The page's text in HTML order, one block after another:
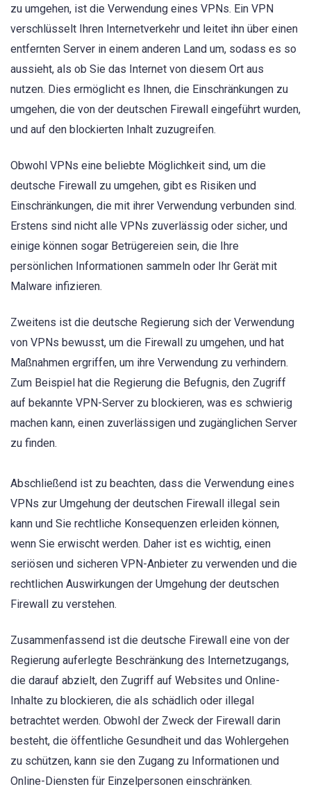
zu umgehen, ist die Verwendung eines VPNs. Ein VPN
verschlüsselt Ihren Internetverkehr und leitet ihn über einen
entfernten Server in einem anderen Land um, sodass es so
aussieht, als ob Sie das Internet von diesem Ort aus
nutzen. Dies ermöglicht es Ihnen, die Einschränkungen zu
umgehen, die von der deutschen Firewall eingeführt wurden,
und auf den blockierten Inhalt zuzugreifen.
Obwohl VPNs eine beliebte Möglichkeit sind, um die
deutsche Firewall zu umgehen, gibt es Risiken und
Einschränkungen, die mit ihrer Verwendung verbunden sind.
Erstens sind nicht alle VPNs zuverlässig oder sicher, und
einige können sogar Betrügereien sein, die Ihre
persönlichen Informationen sammeln oder Ihr Gerät mit
Malware infizieren.
Zweitens ist die deutsche Regierung sich der Verwendung
von VPNs bewusst, um die Firewall zu umgehen, und hat
Maßnahmen ergriffen, um ihre Verwendung zu verhindern.
Zum Beispiel hat die Regierung die Befugnis, den Zugriff
auf bekannte VPN-Server zu blockieren, was es schwierig
machen kann, einen zuverlässigen und zugänglichen Server
zu finden.
Abschließend ist zu beachten, dass die Verwendung eines
VPNs zur Umgehung der deutschen Firewall illegal sein
kann und Sie rechtliche Konsequenzen erleiden können,
wenn Sie erwischt werden. Daher ist es wichtig, einen
seriösen und sicheren VPN-Anbieter zu verwenden und die
rechtlichen Auswirkungen der Umgehung der deutschen
Firewall zu verstehen.
Zusammenfassend ist die deutsche Firewall eine von der
Regierung auferlegte Beschränkung des Internetzugangs,
die darauf abzielt, den Zugriff auf Websites und Online-
Inhalte zu blockieren, die als schädlich oder illegal
betrachtet werden. Obwohl der Zweck der Firewall darin
besteht, die öffentliche Gesundheit und das Wohlergehen
zu schützen, kann sie den Zugang zu Informationen und
Online-Diensten für Einzelpersonen einschränken.